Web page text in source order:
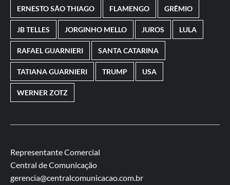
ERNESTO SÃO THIAGO FLAMENGO GRÊMIO
JB TELLES JORGINHO MELLO JUROS LULA
RAFAEL GUARNIERI SANTA CATARINA
TATIANA GUARNIERI TRUMP USA
WERNER ZOTZ
Representante Comercial
Central de Comunicação
gerencia@centralcomunicacao.com.br